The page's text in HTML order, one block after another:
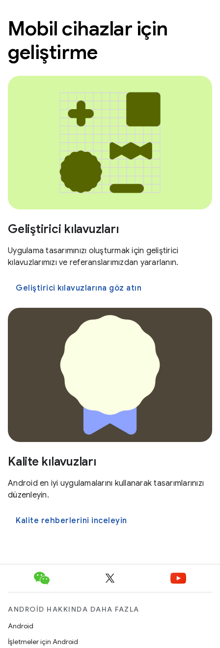
Mobil cihazlar için
geliştirme
Geliştirici kılavuzları
Uygulama tasarımınızı oluşturmak için geliştirici
kılavuzlarımızı ve referanslarımızdan yararlanın.
Geliştirici kılavuzlarına göz atın
Kalite kılavuzları
Android en iyi uygulamalarını kullanarak tasarımlarınızı
düzenleyin.
Kalite rehberlerini inceleyin
ANDROID HAKKINDA DAHA FAZLA
Android
İşletmeler için Android